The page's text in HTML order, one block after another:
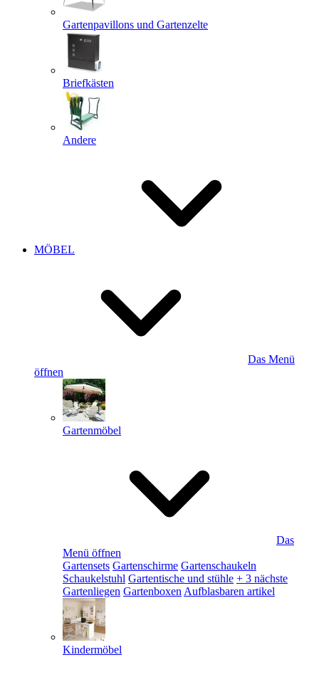
Gartenpavillons und Gartenzelte
Briefkästen
Andere
MÖBEL
Das Menü
öffnen
Gartenmöbel
Das
Menü öffnen
Gartensets Gartenschirme Gartenschaukeln
Schaukelstuhl Gartentische und stühle + 3 nächste
Gartenliegen Gartenboxen Aufblasbaren artikel
Kindermöbel